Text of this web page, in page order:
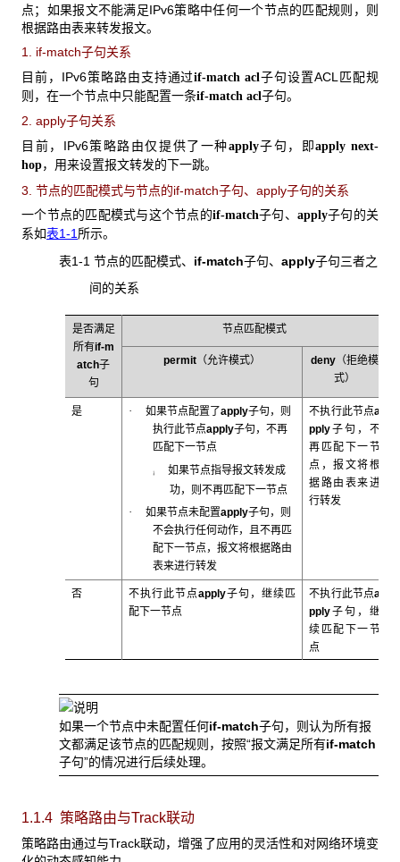
点；如果报文不能满足IPv6策略中任何一个节点的匹配规则，则
根据路由表来转发报文。
1. if-match子句关系
目前，IPv6策略路由支持通过if-match acl 子句设置ACL匹配规
则，在一个节点中只能配置一条if-match acl 子句。
2. apply子句关系
目前，IPv6策略路由仅提供了一种apply子句，即apply next-
hop，用来设置报文转发的下一跳。
3. 节点的匹配模式与节点的if-match子句、 apply子句的关系
一个节点的匹配模式与这个节点的if-match子句、 apply子句的关
系如表1-1所示。
表1-1 节点的匹配模式、 if-match子句、 apply子句三者之
间的关系
是否满足
所有if-m
atch子
句
节点匹配模式
permit （允许模式） deny （拒绝模
式）
是 · 如果节点配置了apply子句，则
执行此节点apply子句，不再
匹配下一节点
¡如果节点指导报文转发成
功，则不再匹配下一节点
· 如果节点未配置apply子句，则
不会执行任何动作，且不再匹
配下一节点，报文将根据路由
表来进行转发
不执行此节点a
pply子句，不
再匹配下一节
点，报文将根
据路由表来进
行转发
否 不执行此节点apply子句，继续匹
配下一节点
不执行此节点a
pply子句，继
续匹配下一节
点
如果一个节点中未配置任何if-match子句，则认为所有报
文都满足该节点的匹配规则，按照“报文满足所有if-match
子句”的情况进行后续处理。
1.1.4 策略路由与Track联动
策略路由通过与Track联动，增强了应用的灵活性和对网络环境变